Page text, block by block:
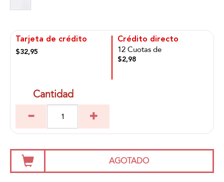
Tarjeta de crédito
$32,95
Crédito directo
12 Cuotas de
$2,98
Cantidad
AGOTADO